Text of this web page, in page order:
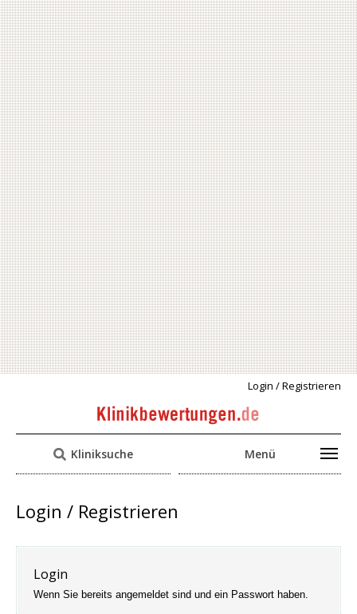
Login / Registrieren
Kliniksuche Menü
Login / Registrieren
Login
Wenn Sie bereits angemeldet sind und ein Passwort haben.